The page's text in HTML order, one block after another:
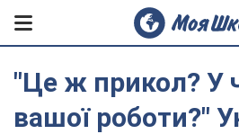
"Це ж прикол? У
вашої роботи?"